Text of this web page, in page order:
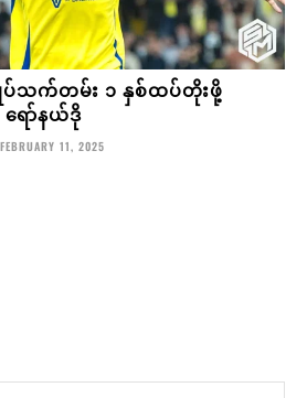
ပ်သက်တမ်း ၁ နှစ်ထပ်တိုးဖို့
ာ်နယ်ဒို
FEBRUARY 11, 2025